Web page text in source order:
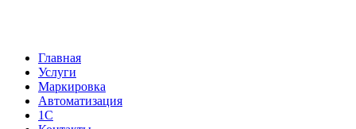
Главная
Услуги
Маркировка
Автоматизация
1С